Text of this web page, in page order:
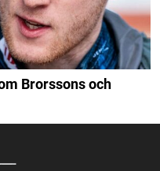
Brorssons och